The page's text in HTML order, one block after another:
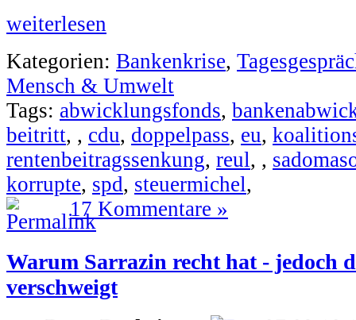
weiterlesen
Kategorien: Bankenkrise,
Mensch & Umwelt
Tags: abwicklungsfonds,
beitritt, , cdu, doppelpass, eu,
rentenbeitragssenkung, reul, ,
korrupte, spd, steuermichel,
17 Kommentare »
Warum Sarrazin recht hat - jedoch
verschweigt